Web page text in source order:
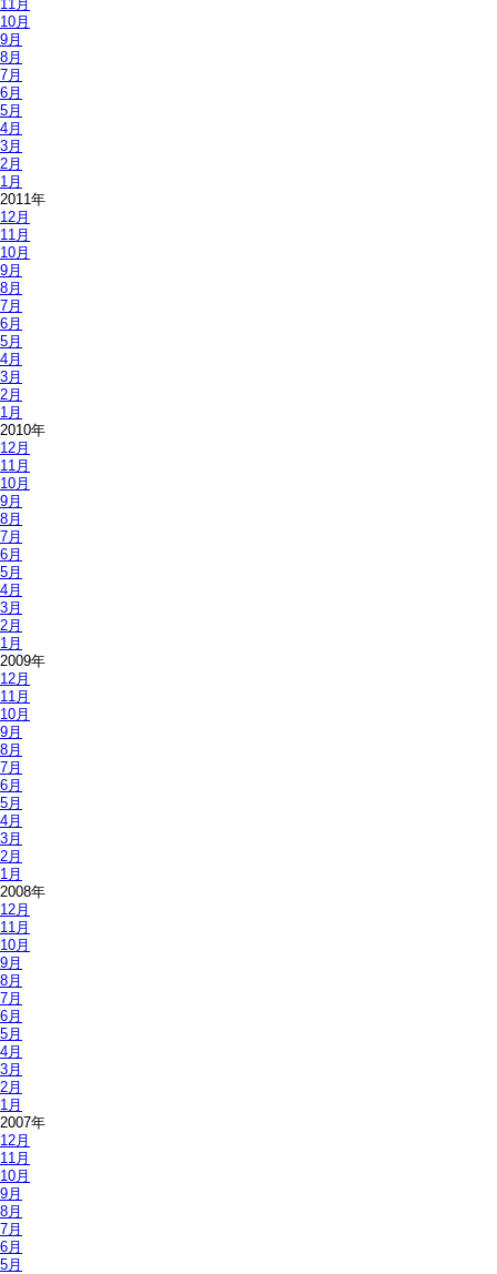
11月
10月
9月
8月
7月
6月
5月
4月
3月
2月
1月
2011年
12月
11月
10月
9月
8月
7月
6月
5月
4月
3月
2月
1月
2010年
12月
11月
10月
9月
8月
7月
6月
5月
4月
3月
2月
1月
2009年
12月
11月
10月
9月
8月
7月
6月
5月
4月
3月
2月
1月
2008年
12月
11月
10月
9月
8月
7月
6月
5月
4月
3月
2月
1月
2007年
12月
11月
10月
9月
8月
7月
6月
5月